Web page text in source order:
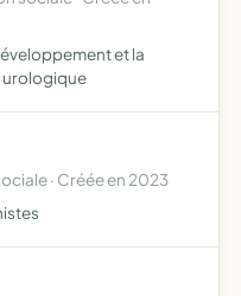
et la
urologique
· Créée en 2023